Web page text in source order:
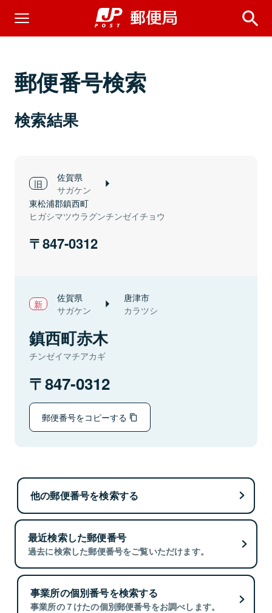
郵便番号検索
検索結果
佐賀県
サガケン
東松浦郡鎮西町
ヒガシマツウラグンチンゼイチョウ
847-0312
佐賀県
サガケン
唐津市
カラツシ
鎮西町赤木
チンゼイマチアカギ
847-0312
郵便番号をコピーする
他の郵便番号を検索する
最近検索した郵便番号
過去に検索した郵便番号をご覧いただけます。
事業所の個別番号を検索する
事業所の７けたの個別郵便番号をお調べします。